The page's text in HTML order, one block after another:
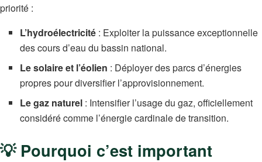
priorité :
L’hydroélectricité : Exploiter la puissance exceptionnelle
des cours d’eau du bassin national.
Le solaire et l’éolien : Déployer des parcs d’énergies
propres pour diversifier l’approvisionnement.
Le gaz naturel : Intensifier l’usage du gaz, officiellement
considéré comme l’énergie cardinale de transition.
💡 Pourquoi c’est important